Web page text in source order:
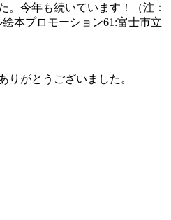
。今年も続いています！（注：
本プロモーション61:富士市立
りがとうございました。